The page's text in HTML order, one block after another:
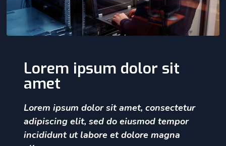
Lorem ipsum dolor sit
amet
Lorem ipsum dolor sit amet, consectetur
adipiscing elit, sed do eiusmod tempor
incididunt ut labore et dolore magna